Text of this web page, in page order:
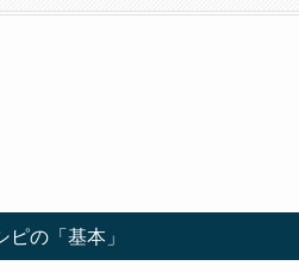
ピの「基本」